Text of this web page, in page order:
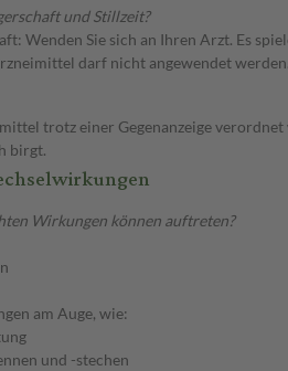
und Stillzeit?
Wenden Sie sich an Ihren Arzt. Es
darf nicht angewendet werden.
trotz einer Gegenanzeige
birgt.
Wirkungen können auftreten?
am Auge, wie:
und -stechen